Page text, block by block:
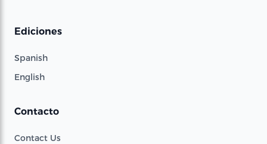
Ediciones
Spanish
English
Contacto
Contact Us